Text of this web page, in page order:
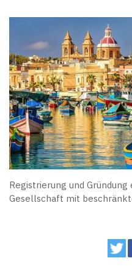
Registrierung und
Gesellschaft mit